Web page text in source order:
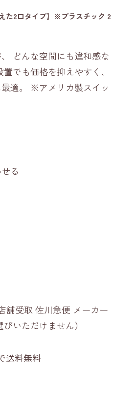
た2口タイプ】※プラスチック 2
どんな空間にも違和感な
でも価格を抑えやすく、
適。 ※アメリカ製スイッ
る
舗受取 佐川急便 メーカー
いただけません）
送料無料